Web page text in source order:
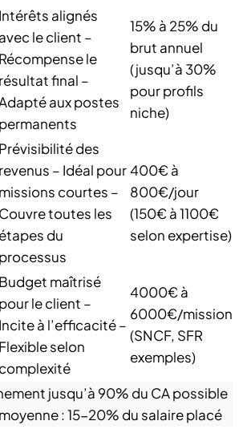
Intérêts alignés
avec le client –
Récompense le
résultat final –
aux postes
permanents
15% à 25% du
brut annuel
(jusqu’à 30%
pour profils
niche)
Prévisibilité des
revenus – Idéal pour
missions courtes –
Couvre toutes les
étapes du
processus
400€ à
800€/jour
(150€ à 1100€
selon expertise)
Budget maîtrisé
pour le client –
Incite à l’efficacité –
Flexible selon
complexité
4000€ à
6000€/mission
(SNCF, SFR
exemples)
jusqu’à 90% du CA possible
: 15-20% du salaire placé